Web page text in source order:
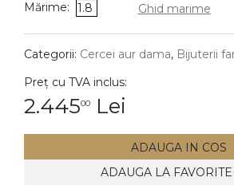
DIAMANTE
Cercei
Mărime: 1.8 Ghid marime
Categorii: Cercei aur dama, Bijuterii
Preț cu TVA inclus:
2.44500 Lei
ADAUGA IN COS
ADAUGA LA FAVORITE